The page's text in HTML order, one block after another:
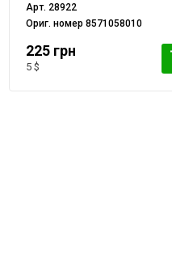
Арт. 28922
Ориг. номер 8571058010
225 грн
5 $